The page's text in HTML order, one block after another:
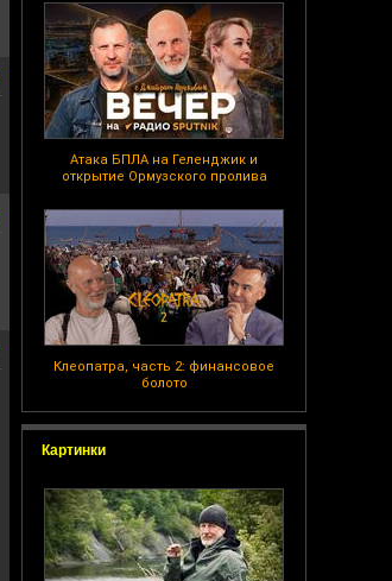
Атака БПЛА на Геленджик и
открытие Ормузского пролива
Клеопатра, часть 2: финансовое
болото
Картинки